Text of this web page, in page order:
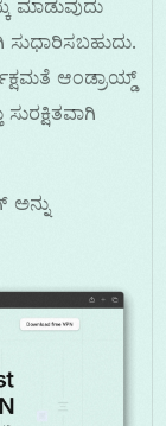
ಮಾಡುವುದು
ಆಂಡ್ರಾಯ್ಡ್
ಅನ್ನು